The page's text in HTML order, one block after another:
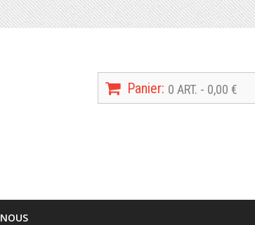
Panier: 0 ART. - 0,00 €